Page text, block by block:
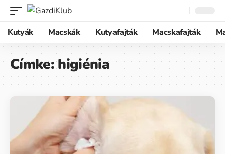
Kutyák Macskák Kutyafajták Macskafajták
Címke:higiénia